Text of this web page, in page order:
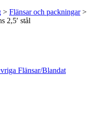
> Flänsar och packningar>
2,5′ stål
Flänsar/Blandat